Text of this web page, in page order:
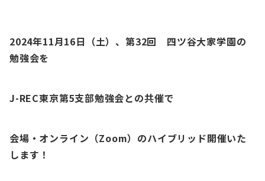
2024年11月16日（土）、第32回 四ツ谷大家学園の
勉強会を
J-REC東京第5支部勉強会との共催で
会場・オンライン（Zoom）のハイブリッド開催いた
します！